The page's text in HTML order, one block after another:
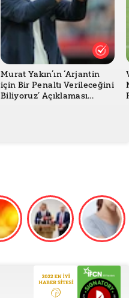
Murat Yakın’ın ‘Arjantin
için Bir Penaltı Verileceğini
Biliyoruz’ Açıklaması